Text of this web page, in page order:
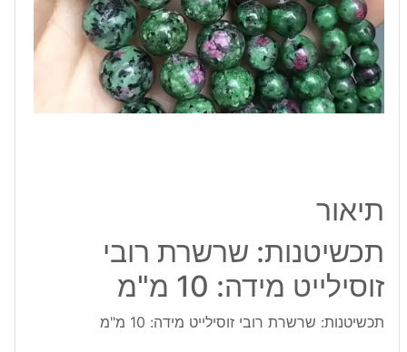
תיאור
תכשיטנות: שרשרת רובי
זוסילייט מידה: 10 מ"מ
תכשיטנות: שרשרת רובי זוסילייט מידה: 10 מ"מ